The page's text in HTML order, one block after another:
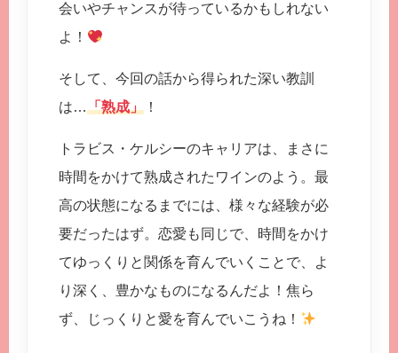
会いやチャンスが待っているかもしれない
よ！
そして、今回の話から得られた深い教訓
は…「熟成」 ！
トラビス・ケルシーのキャリアは、まさに
時間をかけて熟成されたワインのよう。最
高の状態になるまでには、様々な経験が必
要だったはず。恋愛も同じで、時間をかけ
てゆっくりと関係を育んでいくことで、よ
り深く、豊かなものになるんだよ！焦ら
ず、じっくりと愛を育んでいこうね！